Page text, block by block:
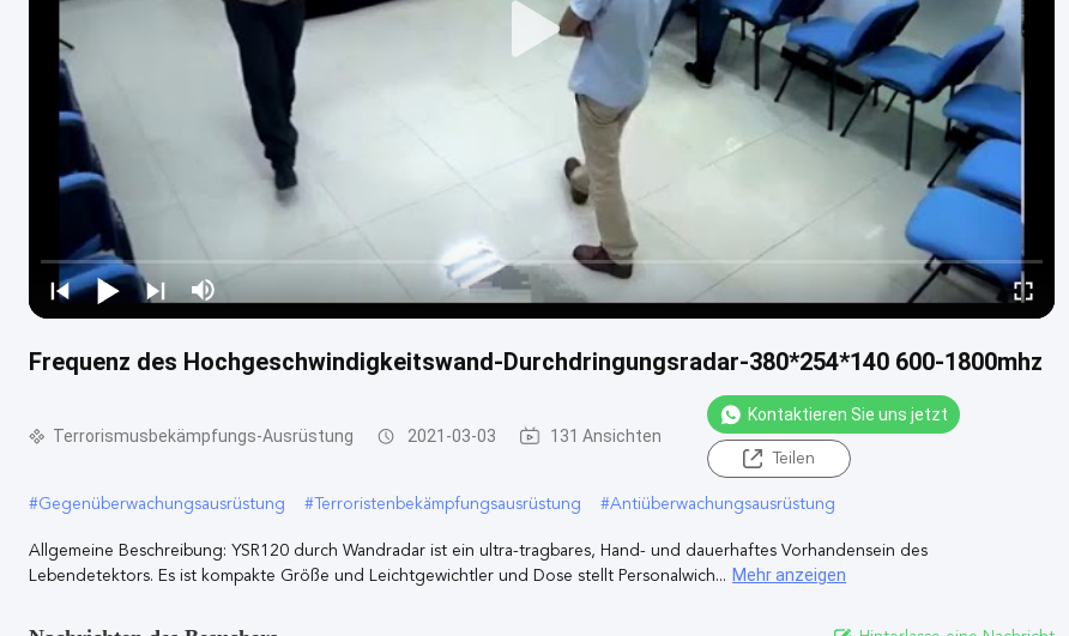
Frequenz des Hochgeschwindigkeitswand-Durchdringungsradar-380*254*140 600-1800mhz
Terrorismusbekämpfungs-Ausrüstung 2021-03-03 131 Ansichten
Kontaktieren Sie uns jetzt
Teilen
#Gegenüberwachungsausrüstung #Terroristenbekämpfungsausrüstung #Antiüberwachungsausrüstung
Allgemeine Beschreibung: YSR120 durch Wandradar ist ein ultra-tragbares, Hand- und dauerhaftes Vorhandensein des
Lebendetektors. Es ist kompakte Größe und Leichtgewichtler und Dose stellt Personalwich... Mehr anzeigen